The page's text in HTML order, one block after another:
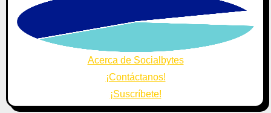
Acerca de Socialbytes
¡Contáctanos!
¡Suscríbete!